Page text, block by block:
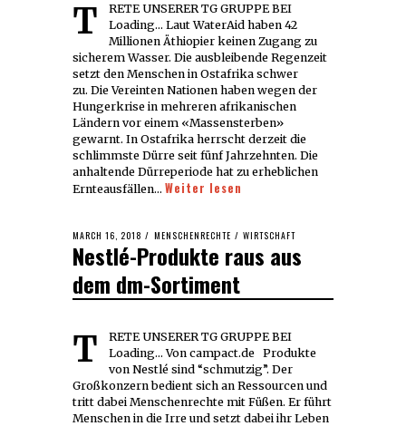
TRETE UNSERER TG GRUPPE BEI
Loading... Laut WaterAid haben 42
Millionen Äthiopier keinen Zugang zu
sicherem Wasser. Die ausbleibende Regenzeit
setzt den Menschen in Ostafrika schwer
zu. Die Vereinten Nationen haben wegen der
Hungerkrise in mehreren afrikanischen
Ländern vor einem «Massensterben»
gewarnt. In Ostafrika herrscht derzeit die
schlimmste Dürre seit fünf Jahrzehnten. Die
anhaltende Dürreperiode hat zu erheblichen
Ernteausfällen… Weiter lesen
POSTED
ON
MARCH 16, 2018 MARCH
16,
2018
MENSCHENRECHTE / WIRTSCHAFT
Nestlé-Produkte raus aus
dem dm-Sortiment
TRETE UNSERER TG GRUPPE BEI
Loading... Von campact.de Produkte
von Nestlé sind “schmutzig”. Der
Großkonzern bedient sich an Ressourcen und
tritt dabei Menschenrechte mit Füßen. Er führt
Menschen in die Irre und setzt dabei ihr Leben